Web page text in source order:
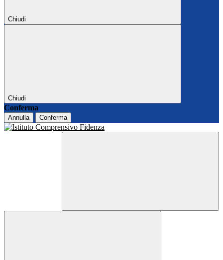
Chiudi
Chiudi
Conferma
Annulla Conferma